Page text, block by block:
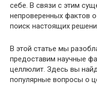
себе. В связи с этим
непроверенных фактов
поиск настоящих
В этой статье мы
предоставим научные
целлюлит. Здесь вы
популярные вопросы о